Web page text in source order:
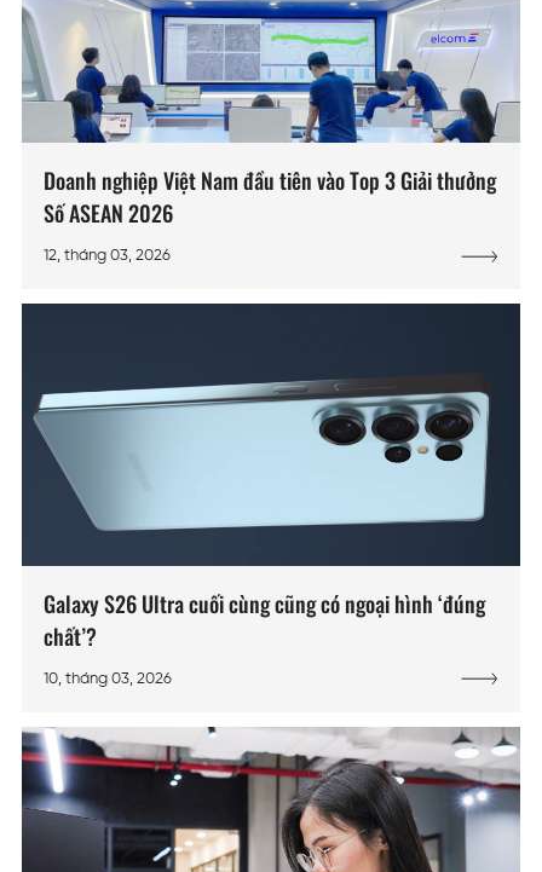
Doanh nghiệp Việt Nam đầu tiên vào Top 3 Giải thưởng
Số ASEAN 2026
12, tháng 03, 2026
Galaxy S26 Ultra cuối cùng cũng có ngoại hình ‘đúng
chất’?
10, tháng 03, 2026